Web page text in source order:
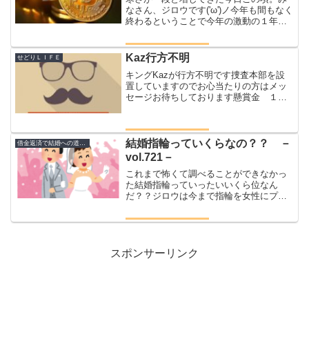
なさん、ジロウです('ω')ノ今年も間もなく
終わるということで今年の激動の１年間
はじめを思い出すその少し前の昨年の有
馬記念から本格的な借金が始まったここ
で何とか起死回生...
せどりＬＩＦＥ Kaz行方不明
キングKazが行方不明です捜査本部を設
置していますのでお心当たりの方はメッ
セージお待ちしております懸賞金 １０
グを読んでいても何に腹を立てているの
かはわからなかったし...
借金返済で結婚への道のり
結婚指輪っていくらなの？？ －
vol.721－
これまで怖くて調べることができなかっ
た結婚指輪っていったいいくら位なん
だ？？ジロウは今まで指輪を女性にプレ
んか重いやん高校の時とかペアリングと
スポンサーリンク